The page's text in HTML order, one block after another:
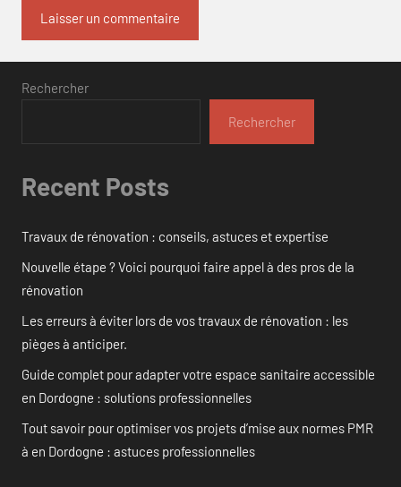
Rechercher
Rechercher
Recent Posts
Travaux de rénovation : conseils, astuces et expertise
Nouvelle étape ? Voici pourquoi faire appel à des pros de la
rénovation
Les erreurs à éviter lors de vos travaux de rénovation : les
pièges à anticiper.
Guide complet pour adapter votre espace sanitaire accessible
en Dordogne : solutions professionnelles
Tout savoir pour optimiser vos projets d’mise aux normes PMR
à en Dordogne : astuces professionnelles